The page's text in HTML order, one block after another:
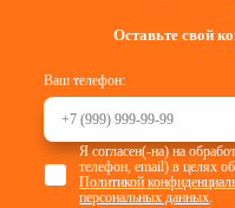
Оставьте свой
Ваш телефон:
Я согласен(-на) на
телефон, email) в целях
Политикой
персональных данных